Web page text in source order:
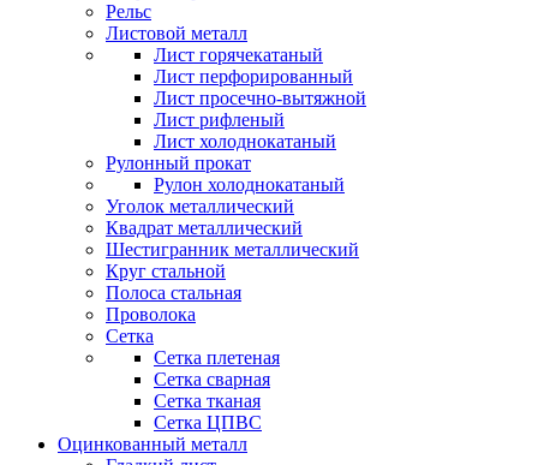
Рельс
Листовой металл
Лист горячекатаный
Лист перфорированный
Лист просечно-вытяжной
Лист рифленый
Лист холоднокатаный
Рулонный прокат
Рулон холоднокатаный
Уголок металлический
Квадрат металлический
Шестигранник металлический
Круг стальной
Полоса стальная
Проволока
Сетка
Сетка плетеная
Сетка сварная
Сетка тканая
Сетка ЦПВС
Оцинкованный металл